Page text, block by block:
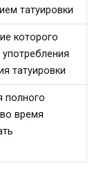
татуировки
которого
татуировки
полного
время